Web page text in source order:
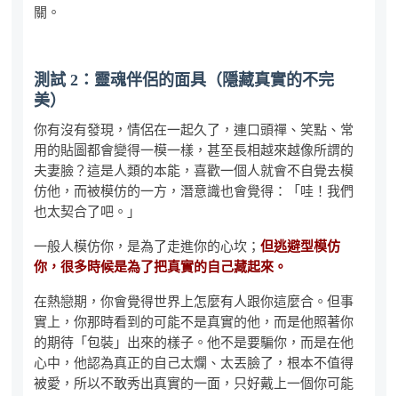
關。
測試 2：靈魂伴侶的面具（隱藏真實的不完
美）
你有沒有發現，情侶在一起久了，連口頭禪、笑點、常
用的貼圖都會變得一模一樣，甚至長相越來越像所謂的
夫妻臉？這是人類的本能，喜歡一個人就會不自覺去模
仿他，而被模仿的一方，潛意識也會覺得：「哇！我們
也太契合了吧。」
一般人模仿你，是為了走進你的心坎；但逃避型模仿
你，很多時候是為了把真實的自己藏起來。
在熱戀期，你會覺得世界上怎麼有人跟你這麼合。但事
實上，你那時看到的可能不是真實的他，而是他照著你
的期待「包裝」出來的樣子。他不是要騙你，而是在他
心中，他認為真正的自己太爛、太丟臉了，根本不值得
被愛，所以不敢秀出真實的一面，只好戴上一個你可能